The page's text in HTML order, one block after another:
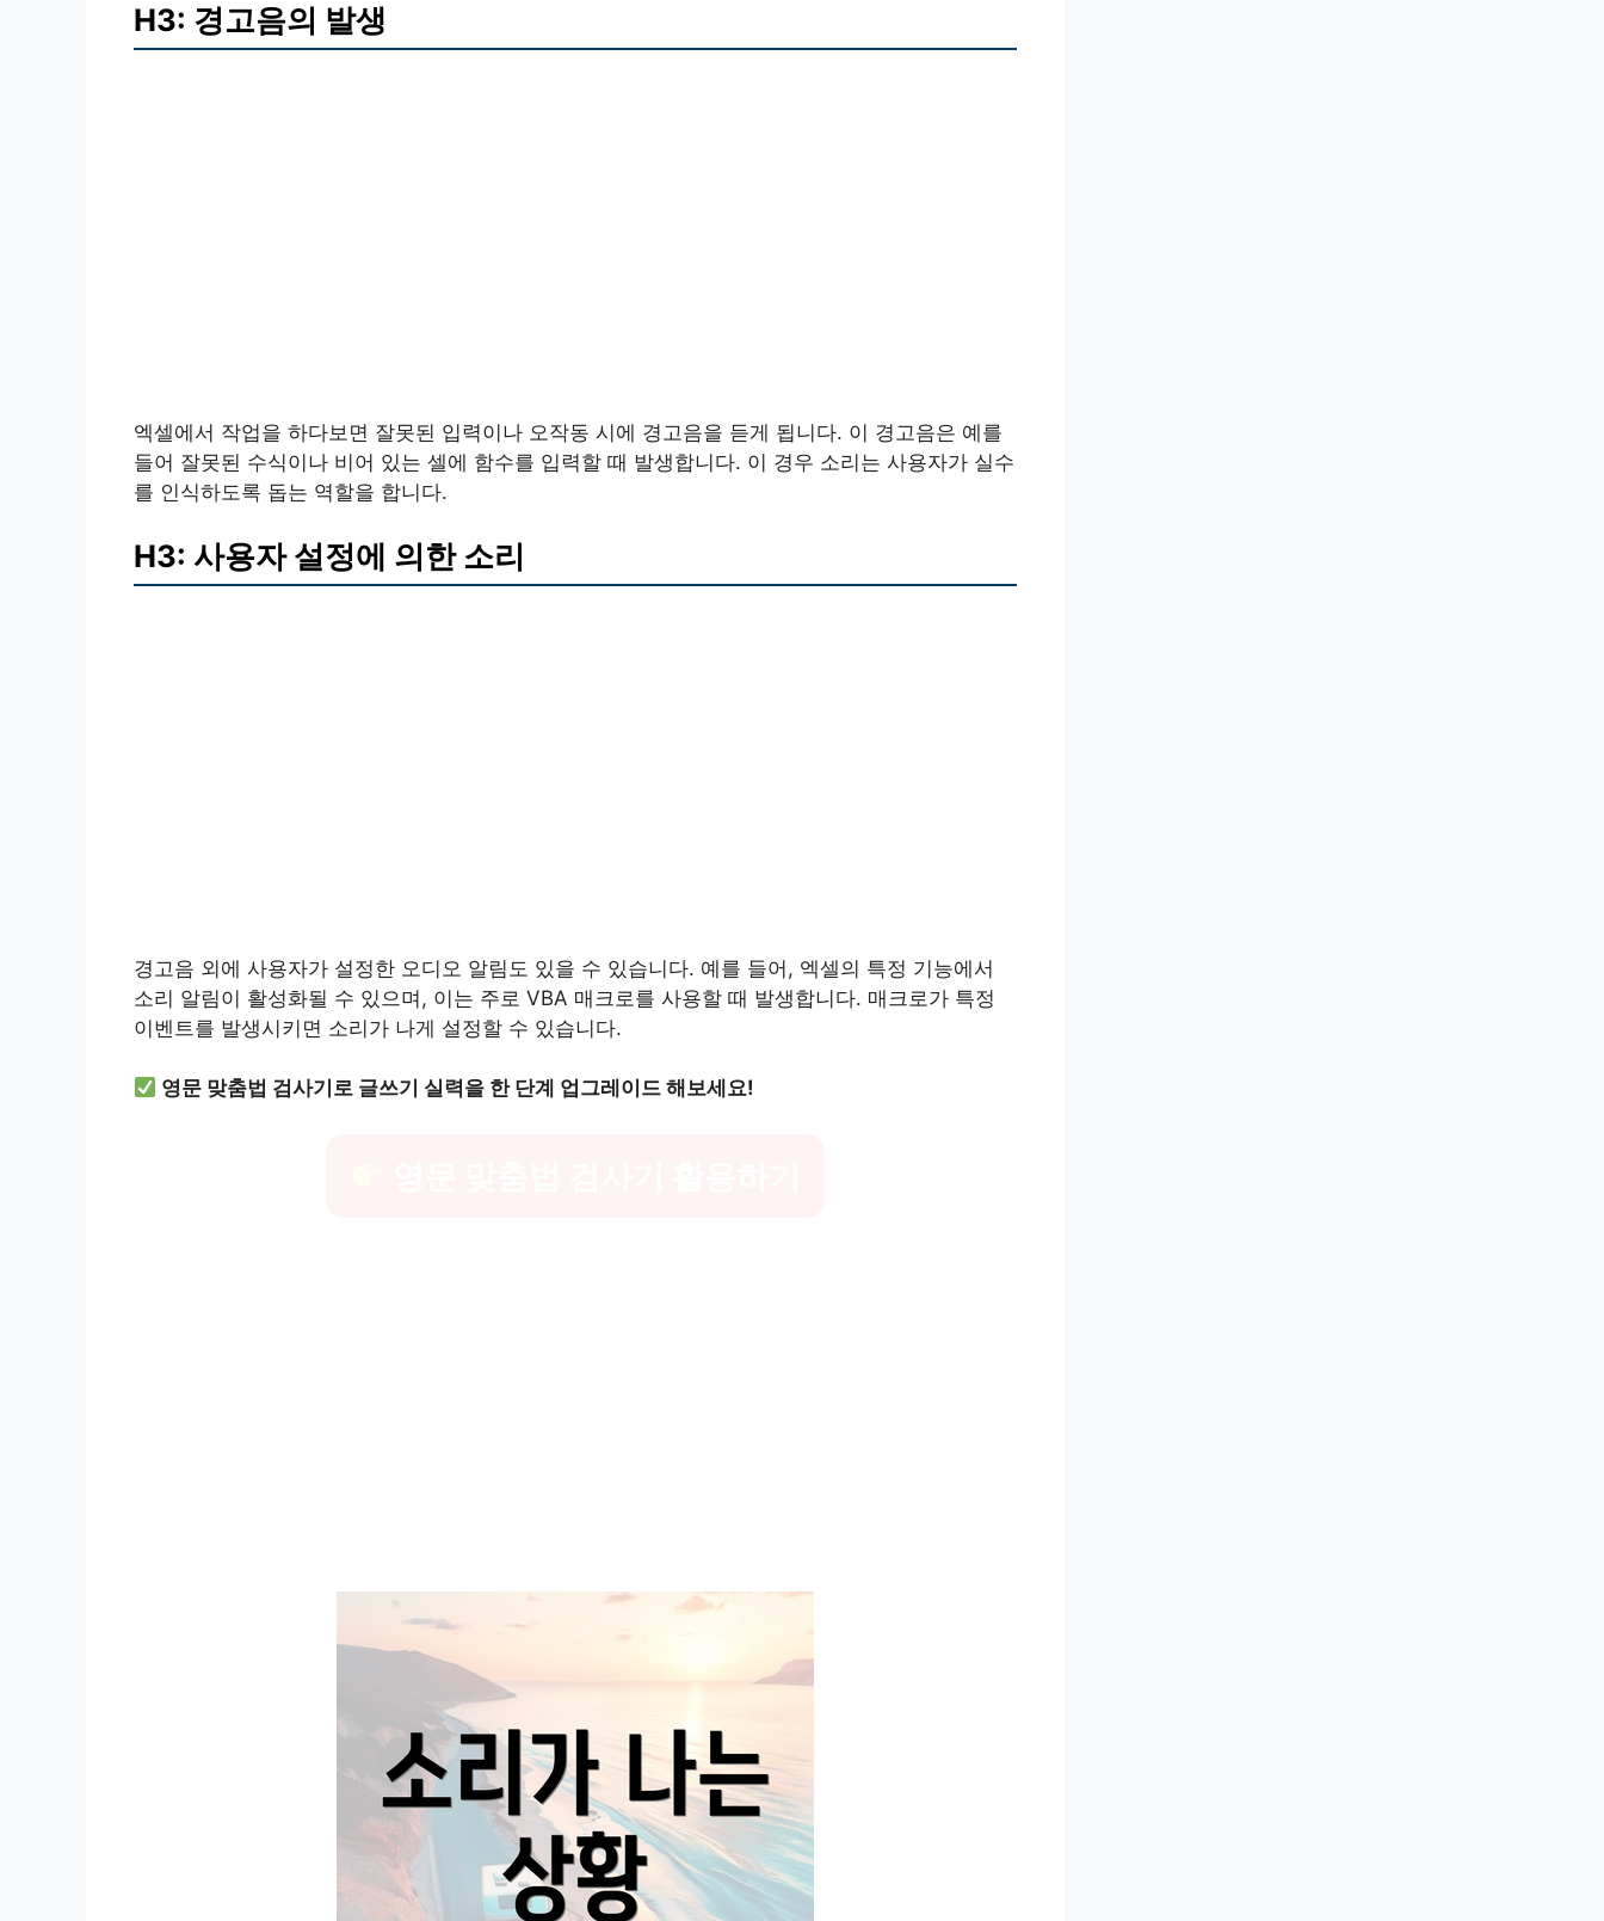
H3: 경고음의 발생
엑셀에서 작업을 하다보면 잘못된 입력이나 오작동 시에 경고음을 듣게 됩니다. 이 경고음은 예를
들어 잘못된 수식이나 비어 있는 셀에 함수를 입력할 때 발생합니다. 이 경우 소리는 사용자가 실수
를 인식하도록 돕는 역할을 합니다.
H3: 사용자 설정에 의한 소리
경고음 외에 사용자가 설정한 오디오 알림도 있을 수 있습니다. 예를 들어, 엑셀의 특정 기능에서
소리 알림이 활성화될 수 있으며, 이는 주로 VBA 매크로를 사용할 때 발생합니다. 매크로가 특정
이벤트를 발생시키면 소리가 나게 설정할 수 있습니다.
영문 맞춤법 검사기로 글쓰기 실력을 한 단계 업그레이드 해보세요!